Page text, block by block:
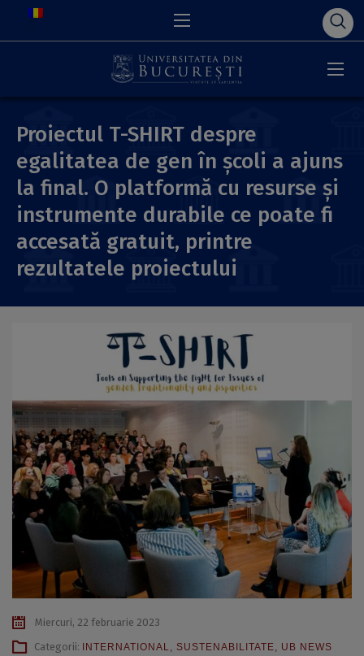
Proiectul T-SHIRT despre
egalitatea de gen în școli a ajuns
la final. O platformă cu resurse și
instrumente durabile ce poate fi
accesată gratuit, printre
rezultatele proiectului
Miercuri, 22 februarie 2023
Categorii:
INTERNATIONAL, SUSTENABILITATE, UB NEWS